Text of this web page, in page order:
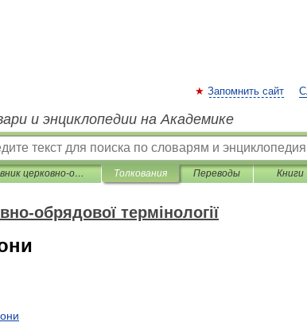
Запомнить сайт
и энциклопедии на Академике
Словник церковно-обрядової термінології Толкования Переводы Книги
обрядової термінології